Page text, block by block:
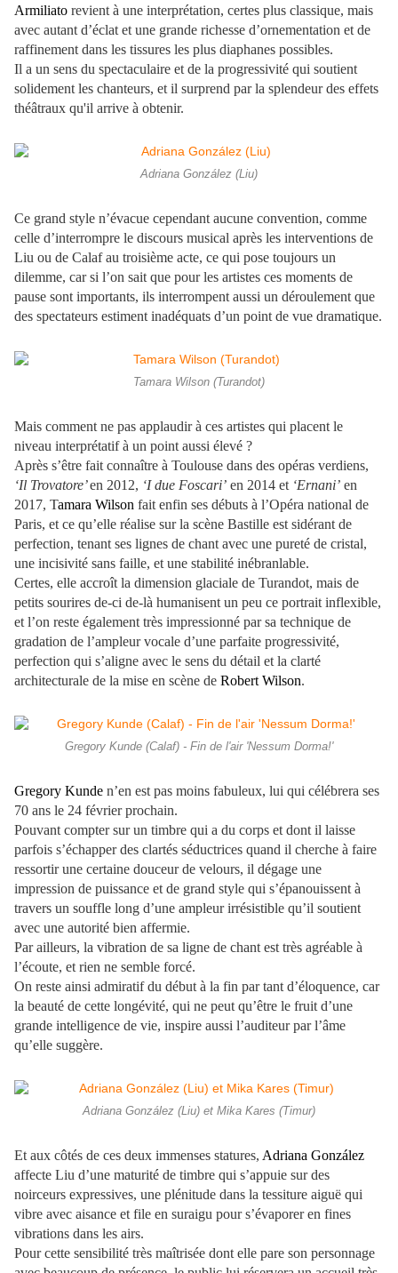
Armiliato revient à une interprétation, certes plus classique, mais
avec autant d’éclat et une grande richesse d’ornementation et de
raffinement dans les tissures les plus diaphanes possibles.
Il a un sens du spectaculaire et de la progressivité qui soutient
solidement les chanteurs, et il surprend par la splendeur des effets
théâtraux qu'il arrive à obtenir.
Adriana González (Liu)
Ce grand style n’évacue cependant aucune convention, comme
celle d’interrompre le discours musical après les interventions de
Liu ou de Calaf au troisième acte, ce qui pose toujours un
dilemme, car si l’on sait que pour les artistes ces moments de
pause sont importants, ils interrompent aussi un déroulement que
des spectateurs estiment inadéquats d’un point de vue dramatique.
Tamara Wilson (Turandot)
Mais comment ne pas applaudir à ces artistes qui placent le
niveau interprétatif à un point aussi élevé ?
Après s’être fait connaître à Toulouse dans des opéras verdiens,
‘Il Trovatore’en 2012, ‘I due Foscari’ en 2014 et ‘Ernani’ en
2017, Tamara Wilson fait enfin ses débuts à l’Opéra national de
Paris, et ce qu’elle réalise sur la scène Bastille est sidérant de
perfection, tenant ses lignes de chant avec une pureté de cristal,
une incisivité sans faille, et une stabilité inébranlable.
Certes, elle accroît la dimension glaciale de Turandot, mais de
petits sourires de-ci de-là humanisent un peu ce portrait inflexible,
et l’on reste également très impressionné par sa technique de
gradation de l’ampleur vocale d’une parfaite progressivité,
perfection qui s’aligne avec le sens du détail et la clarté
architecturale de la mise en scène de Robert Wilson.
Gregory Kunde (Calaf) - Fin de l'air 'Nessum Dorma!'
Gregory Kunde n’en est pas moins fabuleux, lui qui célébrera ses
70 ans le 24 février prochain.
Pouvant compter sur un timbre qui a du corps et dont il laisse
parfois s’échapper des clartés séductrices quand il cherche à faire
ressortir une certaine douceur de velours, il dégage une
impression de puissance et de grand style qui s’épanouissent à
travers un souffle long d’une ampleur irrésistible qu’il soutient
avec une autorité bien affermie.
Par ailleurs, la vibration de sa ligne de chant est très agréable à
l’écoute, et rien ne semble forcé.
On reste ainsi admiratif du début à la fin par tant d’éloquence, car
la beauté de cette longévité, qui ne peut qu’être le fruit d’une
grande intelligence de vie, inspire aussi l’auditeur par l’âme
qu’elle suggère.
Adriana González (Liu) et Mika Kares (Timur)
Et aux côtés de ces deux immenses statures, Adriana González
affecte Liu d’une maturité de timbre qui s’appuie sur des
noirceurs expressives, une plénitude dans la tessiture aiguë qui
vibre avec aisance et file en suraigu pour s’évaporer en fines
vibrations dans les airs.
Pour cette sensibilité très maîtrisée dont elle pare son personnage